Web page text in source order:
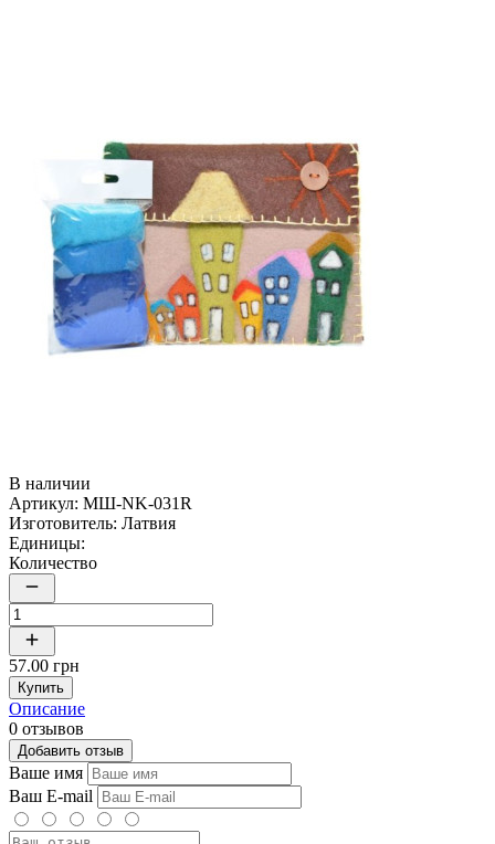
В наличии
Артикул: МШ-NK-031R
Изготовитель: Латвия
Единицы:
Количество
57.00 грн
Купить
Описание
0 отзывов
Добавить отзыв
Ваше имя
Ваш E-mail